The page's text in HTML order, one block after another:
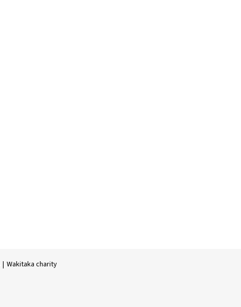
| Wakitaka charity